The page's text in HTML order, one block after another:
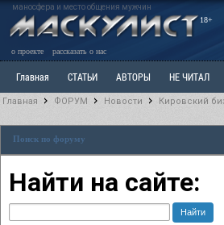
маносфера и место общения мужчин
18+
о проекте рассказать о нас
Главная СТАТЬИ АВТОРЫ НЕ ЧИТАЛ
Ветка: Расстаюсь или Развожусь. САНЧАС
РАЗДЕЛ: Разное
Главная ФОРУМ Новости Кировский
Поиск по форуму
Найти на сайте: